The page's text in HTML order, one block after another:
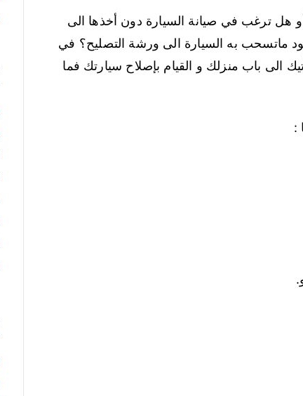
ترغب في صيانة السيارة دون أخذها الى
ماتسحب به السيارة الى ورشة التصليح؟ في
الى باب منزلك و القيام بإصلاح سيارتك فما
: